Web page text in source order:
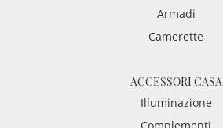
Armadi
Camerette
ACCESSORI CASA
Illuminazione